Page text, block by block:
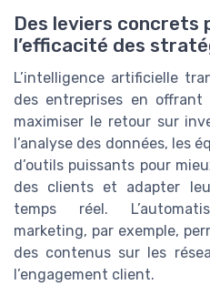
Des leviers concrets
l’efficacité des
L’intelligence artificielle
des entreprises en
maximiser le retour sur
l’analyse des données, les
d’outils puissants pour
des clients et adapter
temps réel.
marketing, par exemple,
des contenus sur les
l’engagement client.